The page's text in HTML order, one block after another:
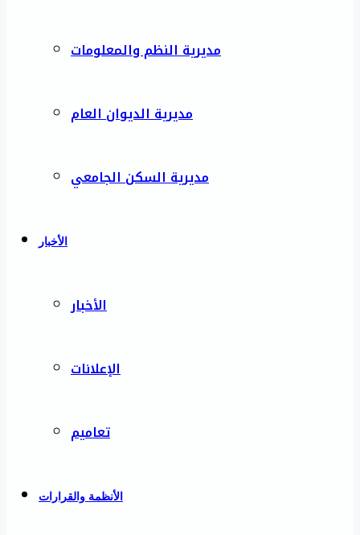
مديرية النظم والمعلومات
مديرية الديوان العام
مديرية السكن الجامعي
الأخبار
الأخبار
الإعلانات
تعاميم
الأنظمة والقرارات